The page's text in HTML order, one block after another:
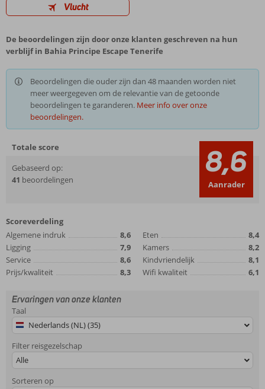
Vlucht
De beoordelingen zijn door onze klanten geschreven na hun
verblijf in Bahia Principe Escape Tenerife
Beoordelingen die ouder zijn dan 48 maanden worden niet
meer weergegeven om de relevantie van de getoonde
beoordelingen te garanderen. Meer info over onze
beoordelingen.
Totale score
Gebaseerd op:
41 beoordelingen 8,6
Aanrader
Scoreverdeling
Algemene indruk
8,6
Ligging
7,9
Service
8,6
Prijs/kwaliteit
8,3
Eten
8,4
Kamers
8,2
Kindvriendelijk
8,1
Wifi kwaliteit
6,1
Ervaringen van onze klanten
Taal
Nederlands (NL) (35)
Filter reisgezelschap
Alle
Sorteren op